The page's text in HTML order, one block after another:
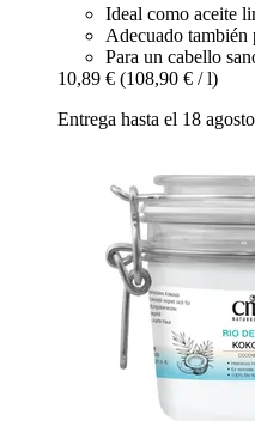
Ideal como aceite
Adecuado también
Para un cabello
10,89 € (108,90 € / l)
Entrega hasta el 18 agosto